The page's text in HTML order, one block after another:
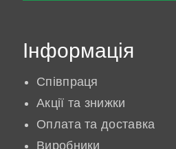
Інформація
Співпраця
Акції та знижки
Оплата та доставка
Виробники